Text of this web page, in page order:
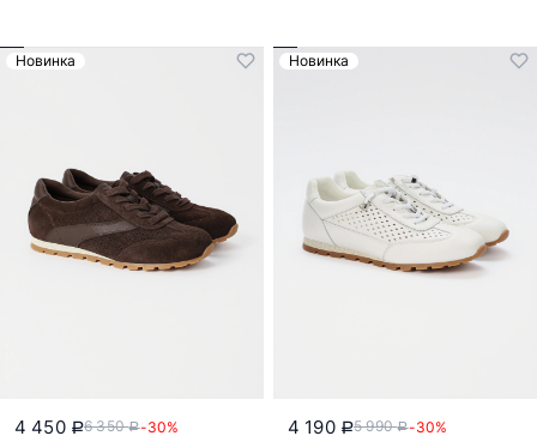
Новинка
4 450 a6 350a-30%
Новинка
4 190 a5 990a-30%